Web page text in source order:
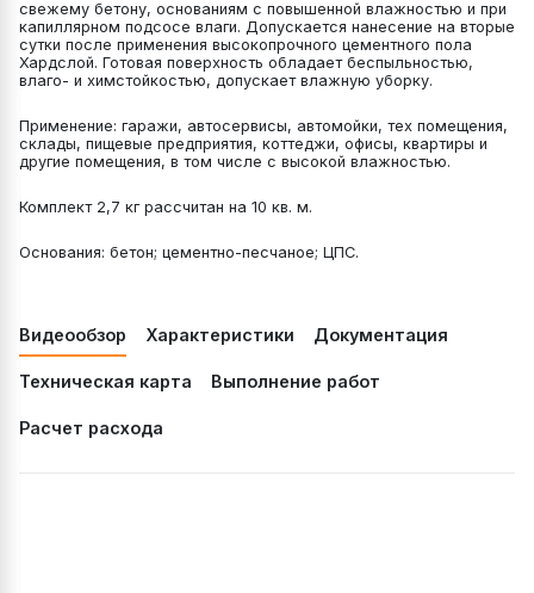
свежему бетону, основаниям с повышенной влажностью и при
капиллярном подсосе влаги. Допускается нанесение на вторые
сутки после применения высокопрочного цементного пола
Хардслой. Готовая поверхность обладает беспыльностью,
влаго- и химстойкостью, допускает влажную уборку.
Применение: гаражи, автосервисы, автомойки, тех помещения,
склады, пищевые предприятия, коттеджи, офисы, квартиры и
другие помещения, в том числе с высокой влажностью.
Комплект 2,7 кг рассчитан на 10 кв. м.
Основания: бетон; цементно-песчаное; ЦПС.
Видеообзор Характеристики Документация
Техническая карта Выполнение работ
Расчет расхода